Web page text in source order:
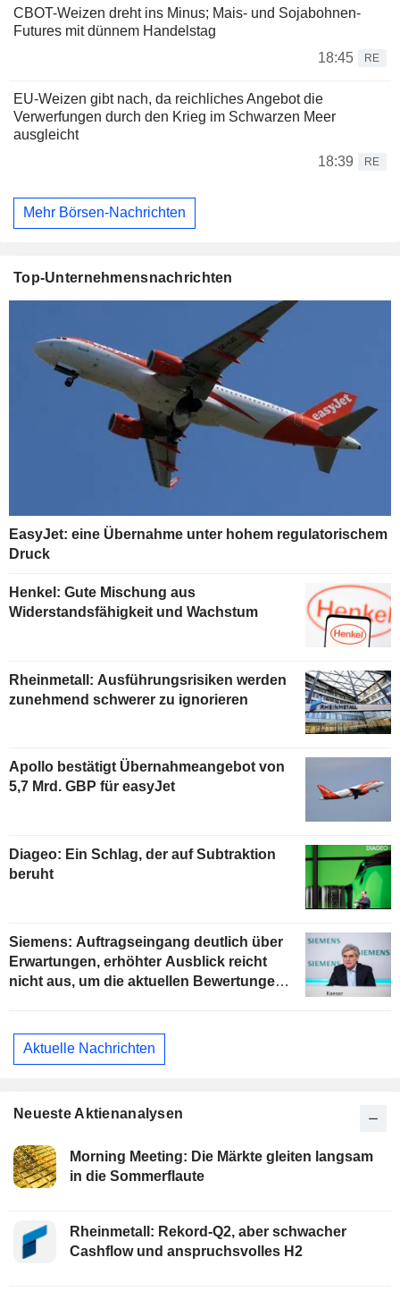
CBOT-Weizen dreht ins Minus; Mais- und Sojabohnen-
Futures mit dünnem Handelstag
18:45
RE
EU-Weizen gibt nach, da reichliches Angebot die
Verwerfungen durch den Krieg im Schwarzen Meer
ausgleicht
18:39
RE
Mehr Börsen-Nachrichten
Top-Unternehmensnachrichten
EasyJet: eine Übernahme unter hohem regulatorischem
Druck
Henkel: Gute Mischung aus
Widerstandsfähigkeit und Wachstum
Rheinmetall: Ausführungsrisiken werden
zunehmend schwerer zu ignorieren
Apollo bestätigt Übernahmeangebot von
5,7 Mrd. GBP für easyJet
Diageo: Ein Schlag, der auf Subtraktion
beruht
Siemens: Auftragseingang deutlich über
Erwartungen, erhöhter Ausblick reicht
nicht aus, um die aktuellen Bewertungen
Aktuelle Nachrichten
Neueste Aktienanalysen
Morning Meeting: Die Märkte gleiten langsam
in die Sommerflaute
Rheinmetall: Rekord-Q2, aber schwacher
Cashflow und anspruchsvolles H2